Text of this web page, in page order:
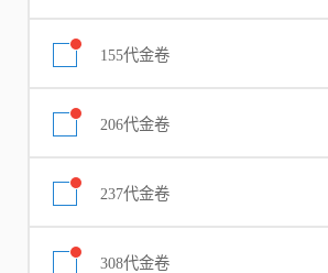
155代金卷
206代金卷
237代金卷
308代金卷